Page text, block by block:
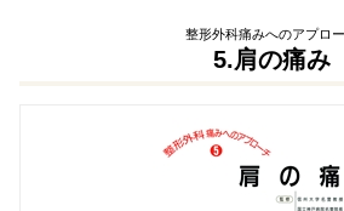
整形外科痛みへのアプロ
5.肩の痛み